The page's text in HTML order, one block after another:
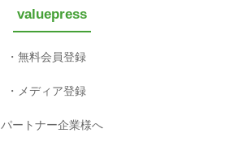
valuepress
無料会員登録
メディア登録
パートナー企業様へ